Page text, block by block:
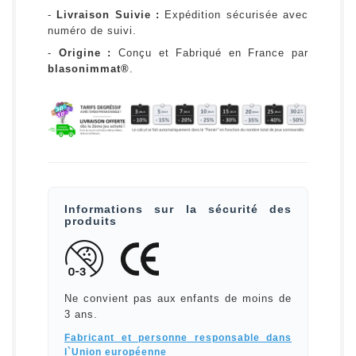
- Livraison Suivie :
Expédition sécurisée avec
numéro de suivi.
- Origine :
Conçu et Fabriqué en France par
blasonimmat®.
Informations sur la sécurité des
produits
Ne convient pas aux enfants de moins de
3 ans.
Fabricant et personne responsable dans
l`Union européenne